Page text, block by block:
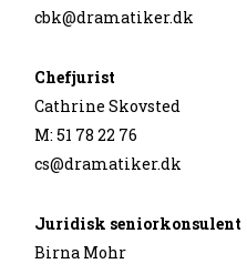
cbk@dramatiker.dk
Chefjurist
Cathrine Skovsted
M: 51 78 22 76
cs@dramatiker.dk
Juridisk seniorkonsulent
Birna Mohr